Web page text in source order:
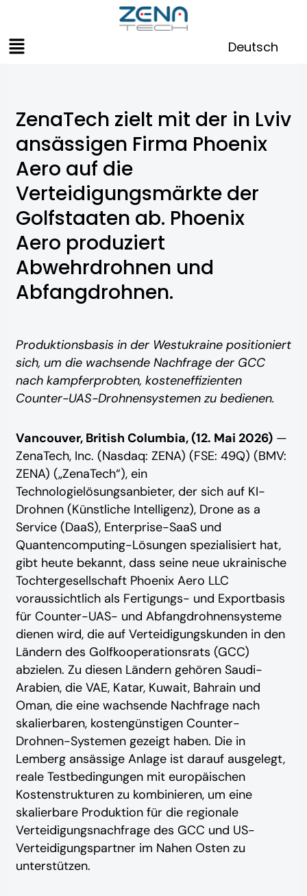
springen
Menü Deutsch
ZenaTech zielt mit der in Lviv
ansässigen Firma Phoenix
Aero auf die
Verteidigungsmärkte der
Golfstaaten ab. Phoenix
Aero produziert
Abwehrdrohnen und
Abfangdrohnen.
Produktionsbasis in der Westukraine positioniert
sich, um die wachsende Nachfrage der GCC
nach kampferprobten, kosteneffizienten
Counter-UAS-Drohnensystemen zu bedienen.
Vancouver, British Columbia, (12. Mai 2026)—
ZenaTech, Inc. (Nasdaq: ZENA) (FSE: 49Q) (BMV:
ZENA) („ZenaTech“), ein
Technologielösungsanbieter, der sich auf KI-
Drohnen (Künstliche Intelligenz), Drone as a
Service (DaaS), Enterprise-SaaS und
Quantencomputing-Lösungen spezialisiert hat,
gibt heute bekannt, dass seine neue ukrainische
Tochtergesellschaft Phoenix Aero LLC
voraussichtlich als Fertigungs- und Exportbasis
für Counter-UAS- und Abfangdrohnensysteme
dienen wird, die auf Verteidigungskunden in den
Ländern des Golfkooperationsrats (GCC)
abzielen. Zu diesen Ländern gehören Saudi-
Arabien, die VAE, Katar, Kuwait, Bahrain und
Oman, die eine wachsende Nachfragenach
skalierbaren, kostengünstigen Counter-
Drohnen-Systemen gezeigt haben. Die in
Lemberg ansässige Anlage ist darauf ausgelegt,
reale Testbedingungen mit europäischen
Kostenstrukturen zu kombinieren, um eine
skalierbare Produktion für die regionale
Verteidigungsnachfrage des GCC und US-
Verteidigungspartner im Nahen Osten zu
unterstützen.